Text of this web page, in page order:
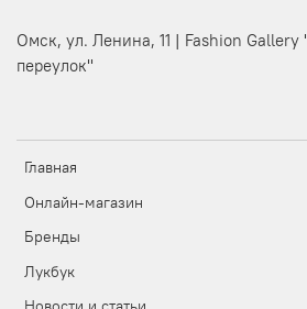
Главная
Онлайн-магазин
Бренды
Лукбук
Омск, ул. Ленина, 11 | Fashion Gallery
переулок"